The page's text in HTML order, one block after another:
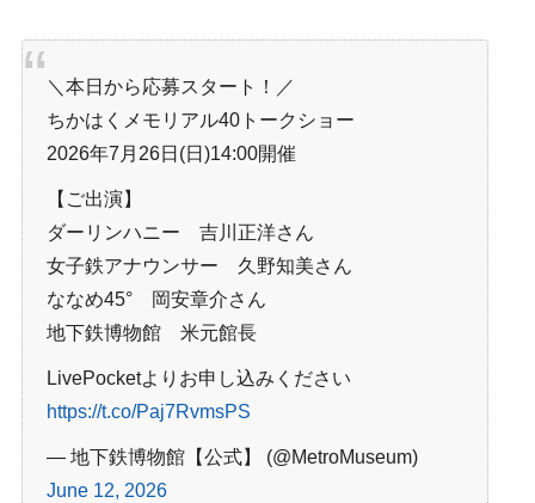
＼ 本日から応募スタート！／
ちかはくメモリアル40トークショー
2026年7月26日(日)14:00開催
【ご出演】
ダーリンハニー 吉川正洋さん
女子鉄アナウンサー 久野知美さん
ななめ45° 岡安章介さん
地下鉄博物館 米元館長
LivePocketよりお申し込みください
https://t.co/Paj7RvmsPS
— 地下鉄博物館【公式】 (@MetroMuseum)
June 12, 2026